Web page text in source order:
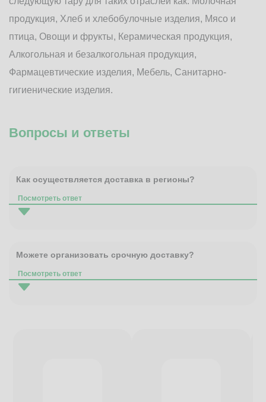
продукция, Хлеб и хлебобулочные изделия, Мясо и
птица, Овощи и фрукты, Керамическая продукция,
Алкогольная и безалкогольная продукция,
Фармацевтические изделия, Мебель, Санитарно-
гигиенические изделия.
Вопросы и ответы
Как осуществляется доставка в регионы?
Посмотреть ответ
Можете организовать срочную доставку?
Посмотреть ответ